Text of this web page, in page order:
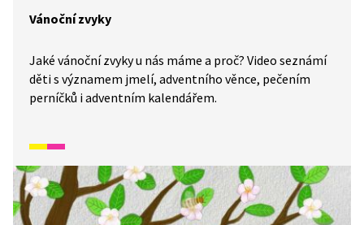
Vánoční zvyky
Jaké vánoční zvyky u nás máme a proč? Video seznámí
děti s významem jmelí, adventního věnce, pečením
perníčků i adventním kalendářem.